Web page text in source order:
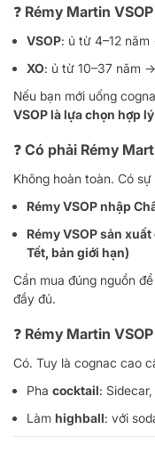
❓ Rémy Martin
VSOP: ủ từ 4–12
XO: ủ từ 10–37 năm
Nếu bạn mới uống
VSOP là lựa chọn hợp lý
❓ Có phải Rémy
Không hoàn toàn. Có
Rémy VSOP nhập
Rémy VSOP sản
Tết, bản giới hạn)
Cần mua đúng nguồn
đầy đủ.
❓ Rémy Martin
Có. Tuy là cognac cao
Pha cocktail:
Làm highball: với